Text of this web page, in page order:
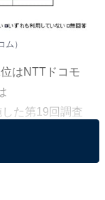
）
はNTTドコモ
た第19回調査